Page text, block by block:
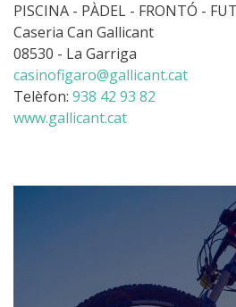
PISCINA - PÀDEL - FRONTÓ -
Caseria Can Gallicant
08530 - La Garriga
casinofigaro@gallicant.cat
Telèfon: 938 42 93 82
www.gallicant.cat